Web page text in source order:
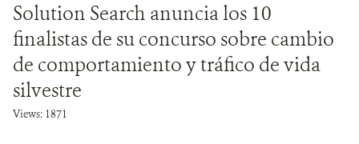
Solution Search anuncia los 10
finalistas de su concurso sobre cambio
de comportamiento y tráfico de vida
silvestre
Views: 1871